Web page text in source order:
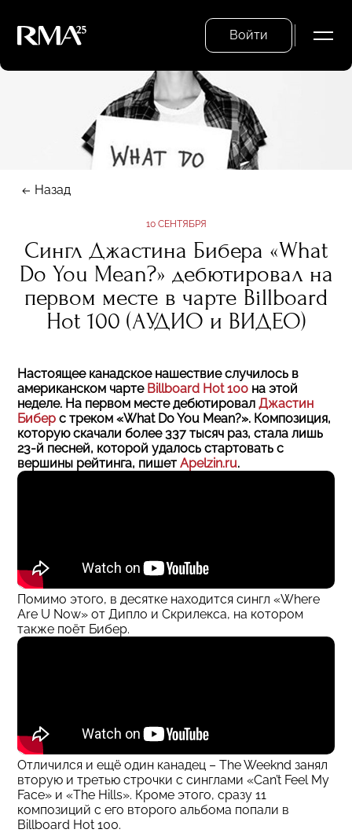
Войти
Назад
10 СЕНТЯБРЯ
Сингл Джастина Бибера «What
Do You Mean?» дебютировал на
первом месте в чарте Billboard
Hot 100 (АУДИО и ВИДЕО)
Настоящее канадское нашествие случилось в
американском чарте Billboard Hot 100 на этой
неделе. На первом месте дебютировал Джастин
Бибер с треком «What Do You Mean?». Композиция,
которую скачали более 337 тысяч раз, стала лишь
23-й песней, которой удалось стартовать с
вершины рейтинга, пишет Apelzin.ru.
Помимо этого, в десятке находится сингл «Where
Are U Now» от Дипло и Скрилекса, на котором
также поёт Бибер.
Отличился и ещё один канадец – The Weeknd занял
вторую и третью строчки с синглами «Can’t Feel My
Face» и «The Hills». Кроме этого, сразу 11
композиций с его второго альбома попали в
Billboard Hot 100.